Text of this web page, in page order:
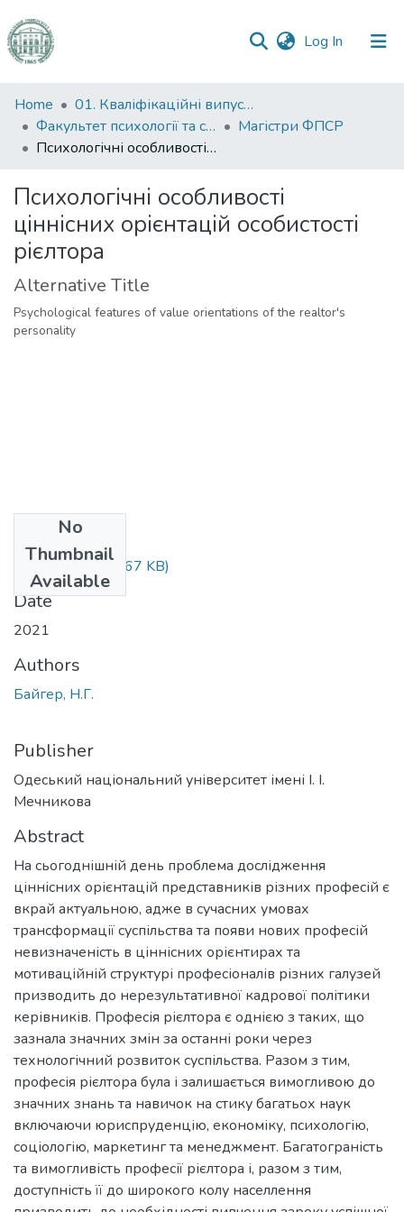
Log In (current)
Communities
&
Collections
Statistics
Home
01. Кваліфікаційні випускні роботи здобувачів вищої освіти
Факультет психології та соціальної роботи
Магістри ФПСР
Психологічні особливості ціннісних орієнтацій особистості рієлтора
Психологічні особливості
ціннісних орієнтацій особистості
рієлтора
Alternative Title
Psychological features of value orientations of the realtor's
personality
No
Thumbnail
Available
Байгер.docx(43.67 KB)
Date
2021
Authors
Байгер, Н.Г.
Publisher
Одеський національний університет імені І. І.
Мечникова
Abstract
На сьогоднішній день проблема дослідження
ціннісних орієнтацій представників різних професій є
вкрай актуальною, адже в сучасних умовах
трансформації суспільства та появи нових професій
невизначеність в ціннісних орієнтирах та
мотиваційній структурі професіоналів різних галузей
призводить до нерезультативної кадрової політики
керівників. Професія рієлтора є однією з таких, що
зазнала значних змін за останні роки через
технологічний розвиток суспільства. Разом з тим,
професія рієлтора була і залишається вимогливою до
значних знань та навичок на стику багатьох наук
включаючи юриспруденцію, економіку, психологію,
соціологію, маркетинг та менеджмент. Багатограність
та вимогливість професії рієлтора і, разом з тим,
доступність її до широкого колу населлення